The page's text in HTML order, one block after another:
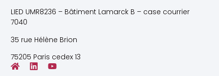
LIED UMR8236 – Bâtiment Lamarck B – case courrier
7040
35 rue Hélène Brion
75205 Paris cedex 13